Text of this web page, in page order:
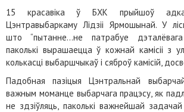
15 красавіка ў БХК прыйшоў
Цэнтравыбаркаму Лідзіі Ярмошынай. У
што “пытанне…не патрабуе
паколькі вырашаецца ў кожнай камісіі з
колькасці выбаршчыкаў і сяброў камісій,
Падобная пазіцыя Цэнтральнай
важным моманце выбарчага працэсу, як
не здзіўляць, паколькі важнейшай